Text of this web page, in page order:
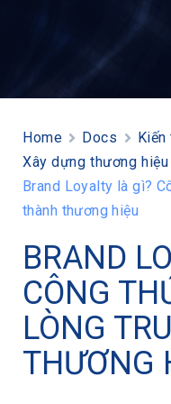
Home Docs
Xây dựng thương hiệu
Brand Loyalty là gì?
thành thương hiệu
BRAND
CÔNG
LÒNG
THƯƠNG